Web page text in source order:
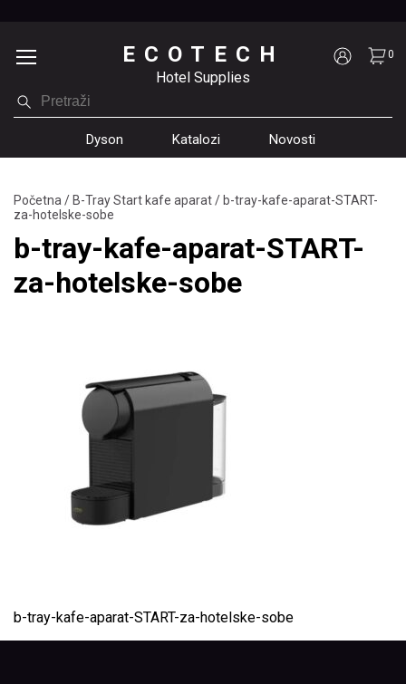
Dyson Katalozi Novosti
ECOTECH
Hotel Supplies
0
Početna /B-Tray Start kafe aparat/b-tray-kafe-aparat-START-
za-hotelske-sobe
b-tray-kafe-aparat-START-
za-hotelske-sobe
b-tray-kafe-aparat-START-za-hotelske-sobe